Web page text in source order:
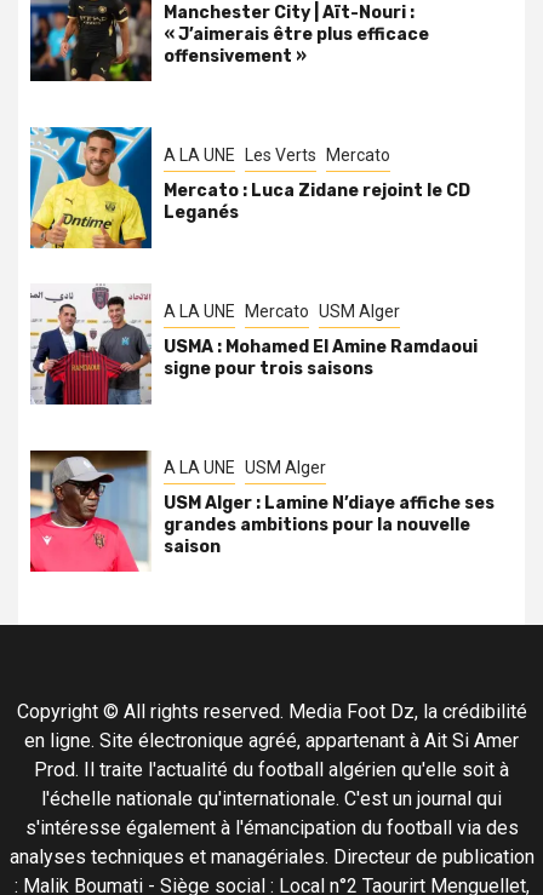
Manchester City | Aït-Nouri :
« J’aimerais être plus efficace
offensivement »
A LA UNE Les Verts Mercato
Mercato : Luca Zidane rejoint le CD
Leganés
A LA UNE Mercato USM Alger
USMA : Mohamed El Amine Ramdaoui
signe pour trois saisons
A LA UNE USM Alger
USM Alger : Lamine N’diaye affiche ses
grandes ambitions pour la nouvelle
saison
Copyright © All rights reserved. Media Foot Dz, la crédibilité
en ligne. Site électronique agréé, appartenant à Ait Si Amer
Prod. Il traite l'actualité du football algérien qu'elle soit à
l'échelle nationale qu'internationale. C'est un journal qui
s'intéresse également à l'émancipation du football via des
analyses techniques et managériales. Directeur de publication
: Malik Boumati - Siège social : Local n°2 Taourirt Menguellet,